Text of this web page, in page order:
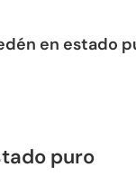
en estado
puro